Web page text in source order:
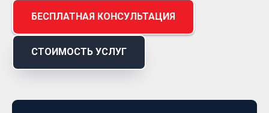
БЕСПЛАТНАЯ КОНСУЛЬТАЦИЯ
СТОИМОСТЬ УСЛУГ